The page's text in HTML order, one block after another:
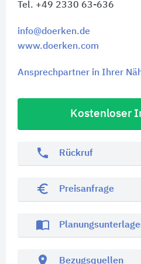
Tel. +49 2330 63-636
info@doerken.de
www.doerken.com
Ansprechpartner in Ihrer
Kostenloser
phone Rückruf
euro_symbol Preisanfrage
import_contacts
location_on Bezugsquellen